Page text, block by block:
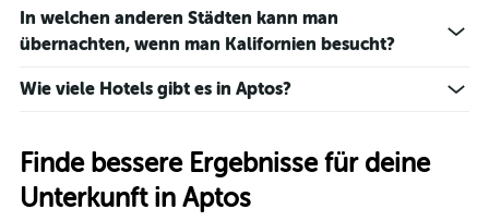
In welchen anderen Städten kann man
übernachten, wenn man Kalifornien besucht?
Wie viele Hotels gibt es in Aptos?
Finde bessere Ergebnisse für deine
Unterkunft in Aptos